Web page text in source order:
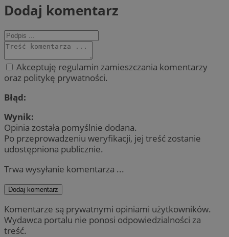
Dodaj komentarz
Akceptuję regulamin zamieszczania komentarzy
oraz politykę prywatności.
Błąd:
Wynik:
Opinia została pomyślnie dodana.
Po przeprowadzeniu weryfikacji, jej treść zostanie
udostępniona publicznie.
Trwa wysyłanie komentarza ...
Dodaj komentarz
Komentarze są prywatnymi opiniami użytkowników.
Wydawca portalu nie ponosi odpowiedzialności za
treść.